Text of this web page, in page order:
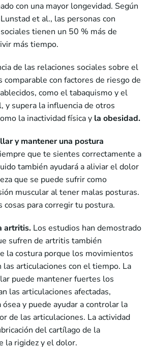
con una mayor longevidad. Según
et al., las personas con
tienen un 50 % más de
más tiempo.
de las relaciones sociales sobre el
comparable con factores de riesgo de
como el tabaquismo y el
y supera la influencia de otros
la inactividad física y la obesidad.
y mantener una postura
que te sientes correctamente a
también ayudará a aliviar el dolor
que se puede sufrir como
muscular al tener malas posturas.
cosas para corregir tu postura.
artritis. Los estudios han demostrado
sufren de artritis también
la costura porque los movimientos
las articulaciones con el tiempo. La
puede mantener fuertes los
las articulaciones afectadas,
y puede ayudar a controlar la
de las articulaciones. La actividad
del cartílago de la
la rigidez y el dolor.